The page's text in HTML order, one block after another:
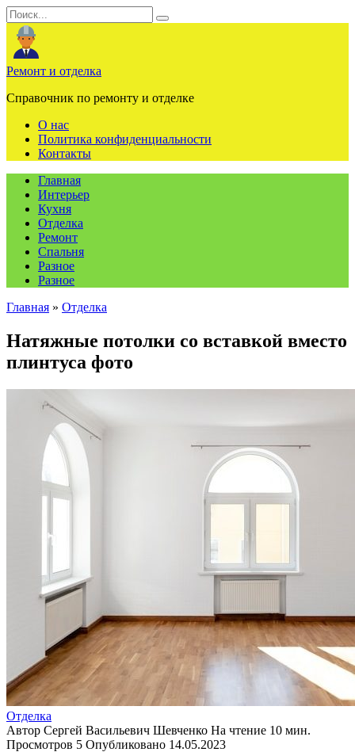
Перейти
к
содержанию
Search
for:
Ремонт и отделка
Справочник по ремонту и отделке
О нас
Политика конфиденциальности
Контакты
Главная
Интерьер
Кухня
Отделка
Ремонт
Спальня
Разное
Разное
Главная » Отделка
Натяжные потолки со вставкой вместо
плинтуса фото
Отделка
Автор Сергей Васильевич Шевченко На чтение 10 мин.
Просмотров 5 Опубликовано 14.05.2023